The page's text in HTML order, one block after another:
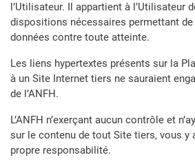
l’Utilisateur. Il appartient à l’Utilisateur
dispositions nécessaires permettant
données contre toute atteinte.
Les liens hypertextes présents sur la
à un Site Internet tiers ne sauraient
de l’ANFH.
L’ANFH n’exerçant aucun contrôle et
sur le contenu de tout Site tiers, vous y
propre responsabilité.